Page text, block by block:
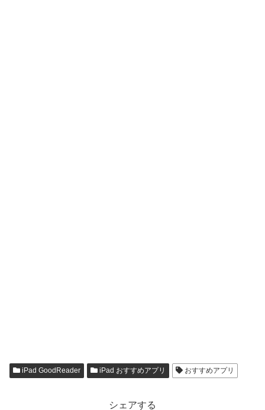
iPad GoodReader iPad おすすめアプリ おすすめアプリ
シェアする